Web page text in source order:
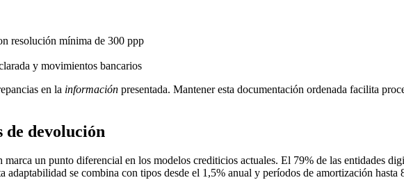
resolución mínima de 300 ppp
y movimientos bancarios
en la información presentada. Mantener esta documentación ordenada facilita
de devolución
un punto diferencial en los modelos crediticios actuales. El 79% de las entidades
adaptabilidad se combina con tipos desde el 1,5% anual y períodos de amortización hasta